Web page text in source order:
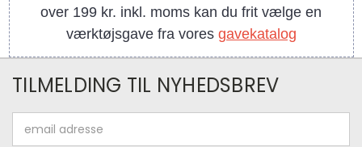
over 199 kr. inkl. moms kan du frit vælge en
værktøjsgave fra vores gavekatalog
TILMELDING TIL NYHEDSBREV
adresse